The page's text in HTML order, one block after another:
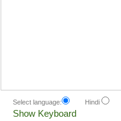
Select language: Hindi
Show Keyboard